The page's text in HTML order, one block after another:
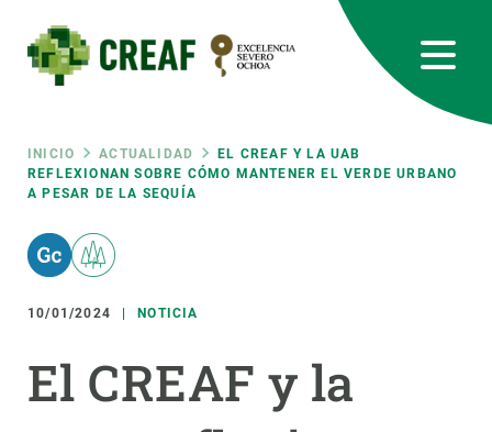
contenido
principal
Ruta
de
navegación
INICIO ACTUALIDAD
EL CREAF Y LA UAB
REFLEXIONAN SOBRE CÓMO MANTENER EL VERDE URBANO
A PESAR DE LA SEQUÍA
10/01/2024 NOTICIA
El CREAF y la
RRSS
Featured
responsive
Responsive
menu
INVESTIGACIÓN